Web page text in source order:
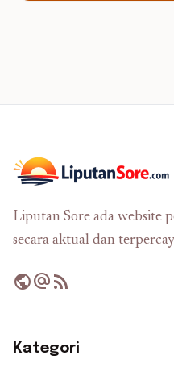
Liputan Sore ada website
secara aktual dan
publicalternate_emailrss_feed
Kategori